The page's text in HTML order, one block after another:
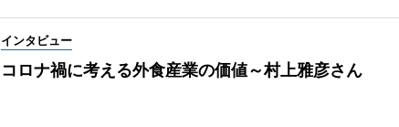
インタビュー
コロナ禍に考える外食産業の価値～村上雅彦さん